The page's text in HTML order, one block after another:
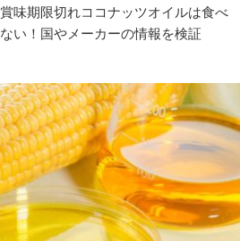
賞味期限切れココナッツオイルは食べ
ない！国やメーカーの情報を検証